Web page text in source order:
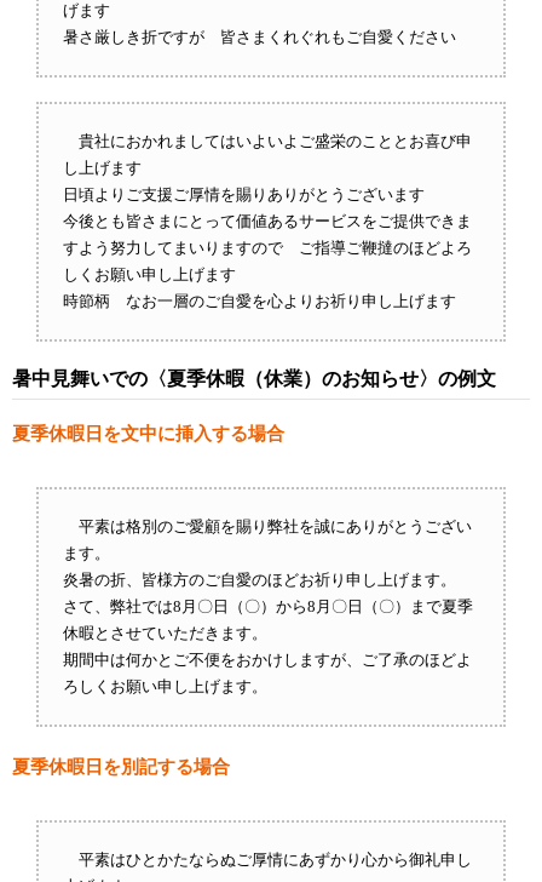
げます
暑さ厳しき折ですが 皆さまくれぐれもご自愛ください
貴社におかれましてはいよいよご盛栄のこととお喜び申
し上げます
日頃よりご支援ご厚情を賜りありがとうございます
今後とも皆さまにとって価値あるサービスをご提供できま
すよう努力してまいりますので ご指導ご鞭撻のほどよろ
しくお願い申し上げます
時節柄 なお一層のご自愛を心よりお祈り申し上げます
暑中見舞いでの〈夏季休暇（休業）のお知らせ〉の例文
夏季休暇日を文中に挿入する場合
平素は格別のご愛顧を賜り弊社を誠にありがとうござい
ます。
炎暑の折、皆様方のご自愛のほどお祈り申し上げます。
さて、弊社では8月〇日（〇）から8月〇日（〇）まで夏季
休暇とさせていただきます。
期間中は何かとご不便をおかけしますが、ご了承のほどよ
ろしくお願い申し上げます。
夏季休暇日を別記する場合
平素はひとかたならぬご厚情にあずかり心から御礼申し